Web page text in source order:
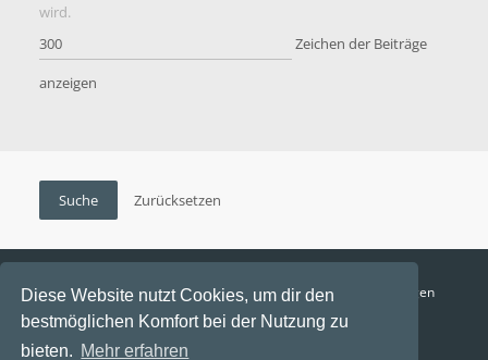
Diese Website nutzt Cookies, um dir den
bestmöglichen Komfort bei der Nutzung zu
bieten. Mehr erfahren
wird.
Zeichen der Beiträge
anzeigen
Funga Austria FAQ Datenschutz
Nutzungsbedingungen
Alle Zeiten sind UTC+02:00
Aktuelle Zeit: 10. August 2026, 15:29